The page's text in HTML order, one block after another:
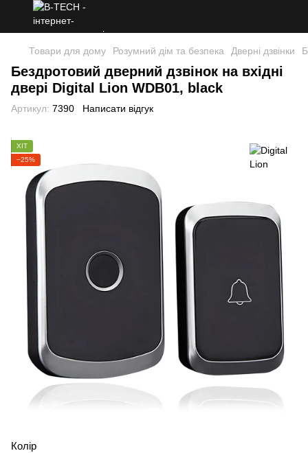
Товари для дому Розумний дім та безпека Дверні дзвінки
Бездротовий дверний дзвінок на вхідні
двері Digital Lion WDB01, black
Артикул: 7390 Написати відгук
ХІТ
−25%
Колір